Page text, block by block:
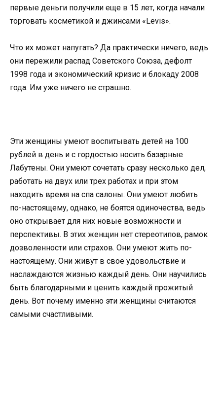
первые деньги получили еще в 15 лет, когда начали
торговать косметикой и джинсами «Levis».
Что их может напугать? Да практически ничего, ведь
они пережили распад Советского Союза, дефолт
1998 года и экономический кризис и блокаду 2008
года. Им уже ничего не страшно.
Эти женщины умеют воспитывать детей на 100
рублей в день и с гордостью носить базарные
Лабутены. Они умеют сочетать сразу несколько дел,
работать на двух или трех работах и при этом
находить время на спа салоны. Они умеют любить
по-настоящему, однако, не боятся одиночества, ведь
оно открывает для них новые возможности и
перспективы. В этих женщин нет стереотипов, рамок
дозволенности или страхов. Они умеют жить по-
настоящему. Они живут в свое удовольствие и
наслаждаются жизнью каждый день. Они научились
быть благодарными и ценить каждый прожитый
день. Вот почему именно эти женщины считаются
самыми счастливыми.